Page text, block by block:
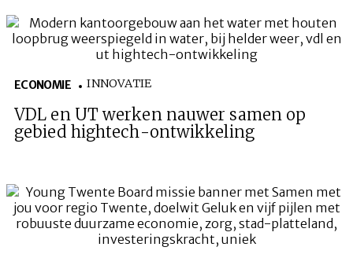
ECONOMIE INNOVATIE
VDL en UT werken nauwer samen op
gebied hightech-ontwikkeling